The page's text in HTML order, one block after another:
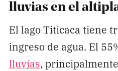
lluvias en el
El lago Titicaca tiene
ingreso de agua. El
lluvias,